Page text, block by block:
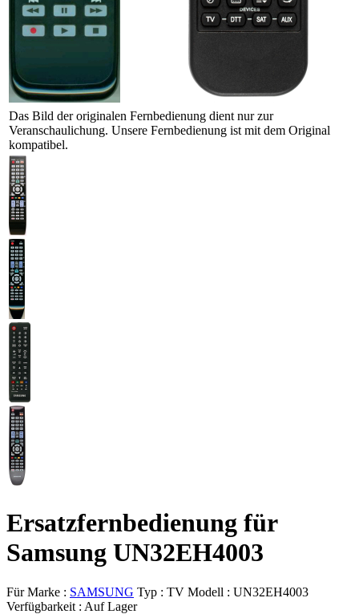
Das Bild der originalen Fernbedienung dient nur zur
Veranschaulichung. Unsere Fernbedienung ist mit dem Original
kompatibel.
Ersatzfernbedienung für
Samsung UN32EH4003
Für Marke : SAMSUNG Typ : TV Modell : UN32EH4003
Verfügbarkeit : Auf Lager